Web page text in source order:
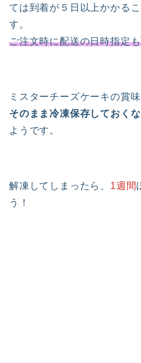
ては到着が５日以上かかる
す。
ご注文時に配送の日時指定
ミスターチーズケーキの賞
そのまま冷凍保存しておく
ようです。
解凍してしまったら、 1週間
う！